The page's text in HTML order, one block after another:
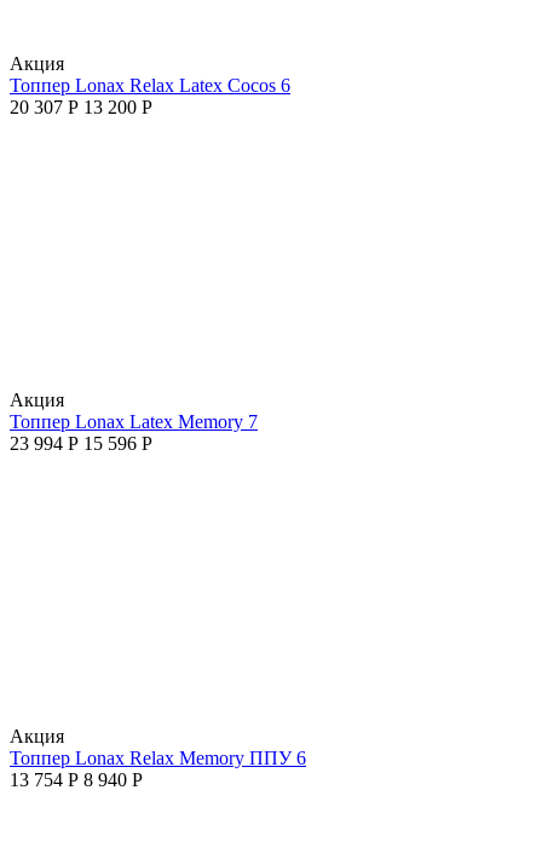
Aкция
Топпер Lonax Relax Latex Cocos 6
20 307 Р 13 200 Р
Aкция
Топпер Lonax Latex Memory 7
23 994 Р 15 596 Р
Aкция
Топпер Lonax Relax Memory ППУ 6
13 754 Р 8 940 Р